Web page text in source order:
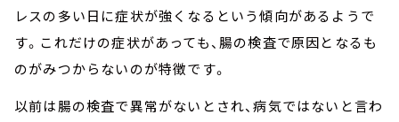
レスの多い日に症状が強くなるという傾向があるようで
す。これだけの症状があっても、腸の検査で原因となるも
のがみつからないのが特徴です。
以前は腸の検査で異常がないとされ、病気ではないと言わ